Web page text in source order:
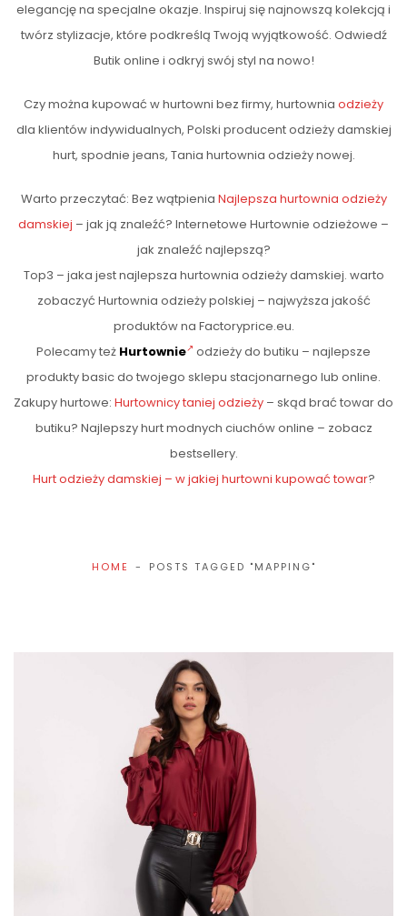
elegancję na specjalne okazje. Inspiruj się najnowszą kolekcją i
twórz stylizacje, które podkreślą Twoją wyjątkowość. Odwiedź
Butik online i odkryj swój styl na nowo!
Czy można kupować w hurtowni bez firmy, hurtownia odzieży
dla klientów indywidualnych, Polski producent odzieży damskiej
hurt, spodnie jeans, Tania hurtownia odzieży nowej.
Warto przeczytać: Bez wątpienia Najlepsza hurtownia odzieży
damskiej – jak ją znaleźć? Internetowe Hurtownie odzieżowe –
jak znaleźć najlepszą?
Top3 – jaka jest najlepsza hurtownia odzieży damskiej. warto
zobaczyć Hurtownia odzieży polskiej – najwyższa jakość
produktów na Factoryprice.eu.
Polecamy też Hurtownie odzieży do butiku – najlepsze
produkty basic do twojego sklepu stacjonarnego lub online.
Zakupy hurtowe: Hurtownicy taniej odzieży – skąd brać towar do
butiku? Najlepszy hurt modnych ciuchów online – zobacz
bestsellery.
Hurt odzieży damskiej – w jakiej hurtowni kupować towar?
HOME POSTS TAGGED "MAPPING"